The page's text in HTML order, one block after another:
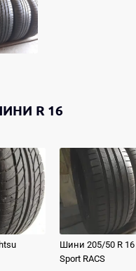
R 16
Шини 205/50 R 16
Sport RACS